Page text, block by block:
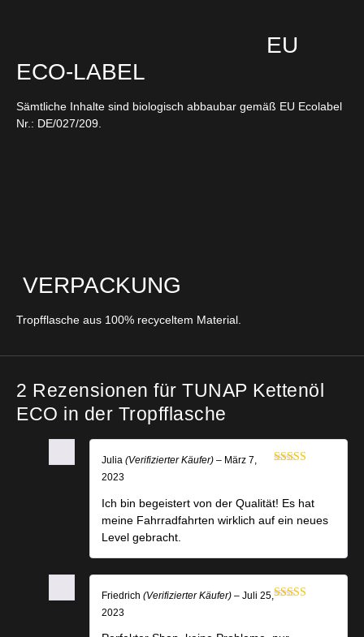
EU
ECO-LABEL
Sämtliche Inhalte sind biologisch abbaubar gemäß EU Ecolabel
Nr.: DE/027/209.
VERPACKUNG
Tropfflasche aus 100% recyceltem Material.
2 Rezensionen für TUNAP Kettenöl
ECO in der Tropfflasche
5
Julia (Verifizierter Käufer) – März 7,
2023
Ich bin begeistert von der Qualität! Es hat
meine Fahrradfahrten wirklich auf ein neues
Level gebracht.
Friedrich (Verifizierter Käufer) – Juli 25,
2023